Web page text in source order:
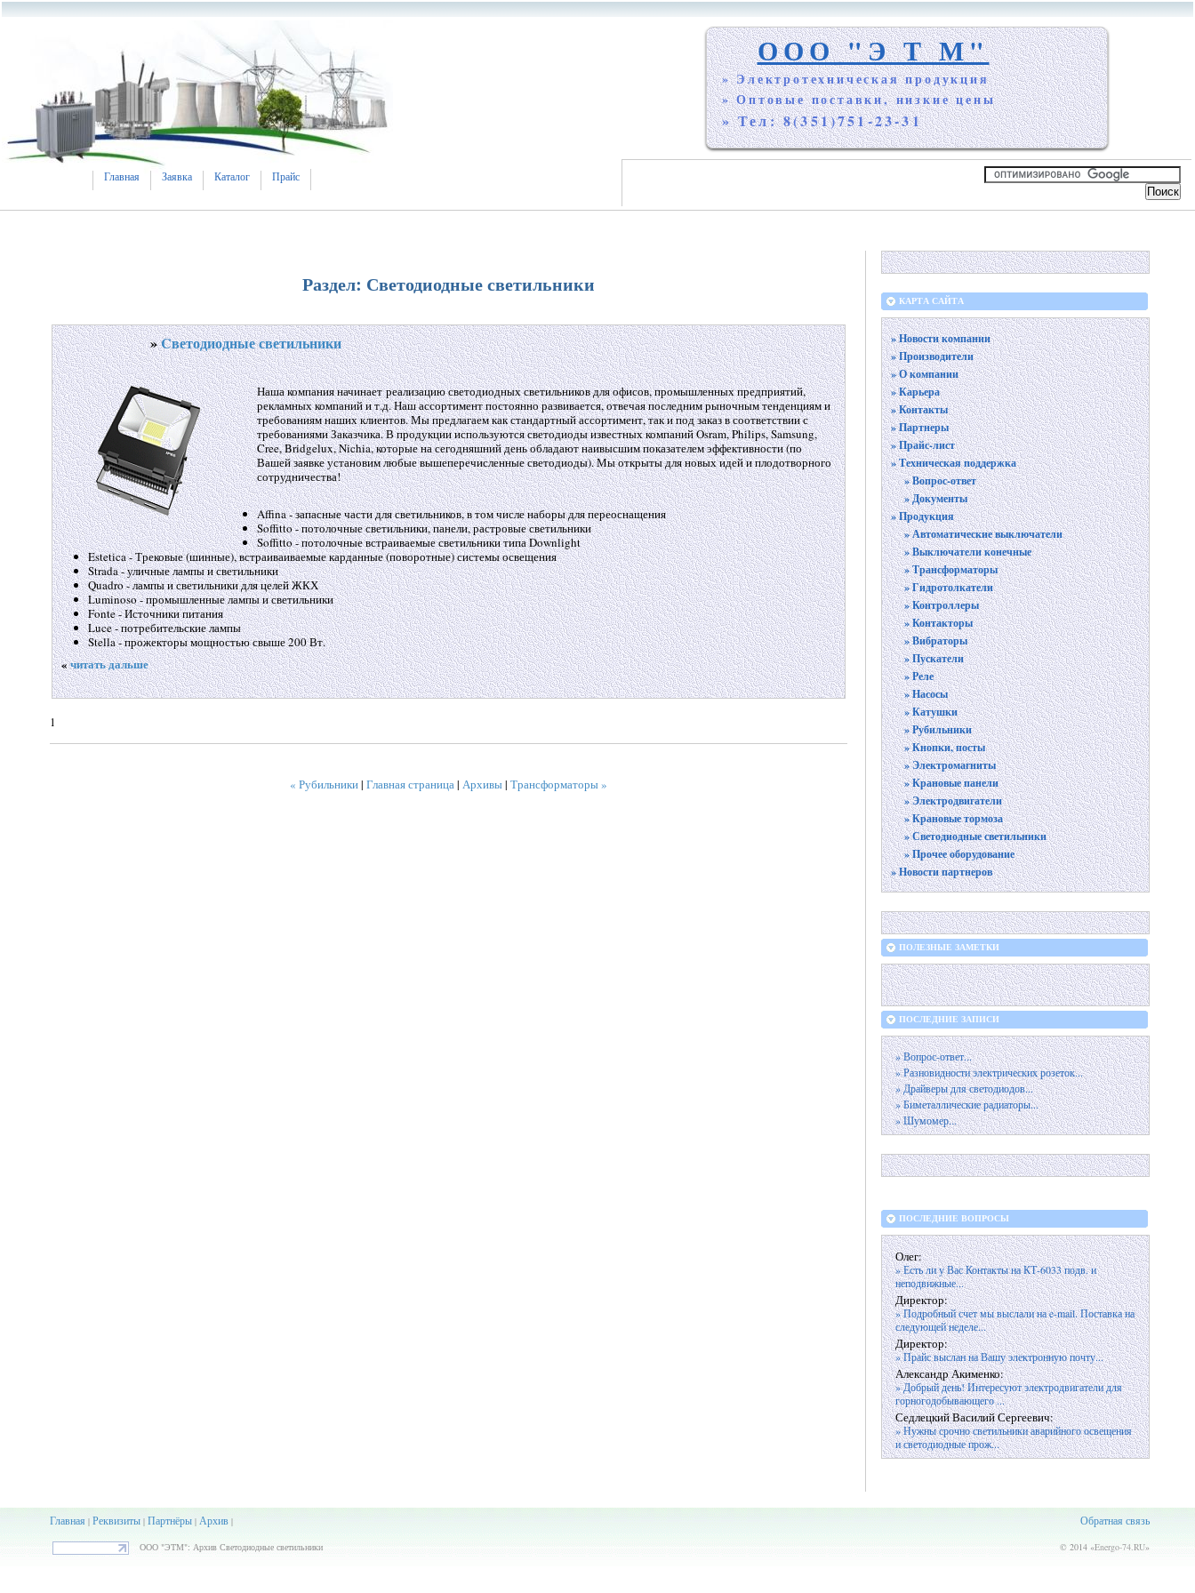
Главная Заявка Каталог Прайс
ООО "Э Т М"
» Электротехническая продукция
» Оптовые поставки, низкие цены
» Тел: 8(351)751-23-31
Раздел: Светодиодные светильники
»Cветодиодные светильники
Наша компания начинает реализацию светодиодных светильников для офисов, промышленных предприятий,
рекламных компаний и т.д. Наш ассортимент постоянно развивается, отвечая последним рыночным тенденциям и
требованиям наших клиентов. Мы предлагаем как стандартный ассортимент, так и под заказ в соответствии с
требованиями Заказчика. В продукции используются светодиоды известных компаний Osram, Philips, Samsung,
Cree, Bridgelux, Nichia, которые на сегодняшний день обладают наивысшим показателем эффективности (по
Вашей заявке установим любые вышеперечисленные светодиоды). Мы открыты для новых идей и плодотворного
сотрудничества!
Affina - запасные части для светильников, в том числе наборы для переоснащения
Soffitto - потолочные светильники, панели, растровые светильники
Soffitto - потолочные встраиваемые светильники типа Downlight
Estetica - Трековые (шинные), встраиваиваемые карданные (поворотные) системы освещения
Strada - уличные лампы и светильники
Quadro - лампы и светильники для целей ЖКХ
Luminoso - промышленные лампы и светильники
Fonte - Источники питания
Luce - потребительские лампы
Stella - прожекторы мощностью свыше 200 Вт.
«читать дальше
1
« Рубильники| Главная страница| Архивы| Трансформаторы »
КАРТА САЙТА
» Новости компании
» Производители
» О компании
» Карьера
» Контакты
» Партнеры
» Прайс-лист
» Техническая поддержка
» Вопрос-ответ
» Документы
» Продукция
» Автоматические выключатели
» Выключатели конечные
» Трансформаторы
» Гидротолкатели
» Контроллеры
» Контакторы
» Вибраторы
» Пускатели
» Реле
» Насосы
» Катушки
» Рубильники
» Кнопки, посты
» Электромагниты
» Крановые панели
» Электродвигатели
» Крановые тормоза
» Светодиодные светильники
» Прочее оборудование
» Новости партнеров
ПОЛЕЗНЫЕ ЗАМЕТКИ
ПОСЛЕДНИЕ ЗАПИСИ
» Вопрос-ответ...
» Разновидности электрических розеток...
» Драйверы для светодиодов...
» Биметаллические радиаторы...
» Шумомер...
ПОСЛЕДНИЕ ВОПРОСЫ
Олег:
» Есть ли у Вас Контакты на КТ-6033 подв. и
неподвижные...
Директор:
» Подробный счет мы выслали на e-mail. Поставка на
следующей неделе...
Директор:
» Прайс выслан на Вашу электронную почту...
Александр Акименко:
» Добрый день! Интересуют электродвигатели для
горногодобывающего ...
Седлецкий Василий Сергеевич:
» Нужны срочно светильники аварийного освещения
и светодиодные прож...
Главная | Реквизиты| Партнёры| Архив| Обратная связь
ООО "ЭТМ": Архив Светодиодные светильники © 2014 «Energo-74.RU»